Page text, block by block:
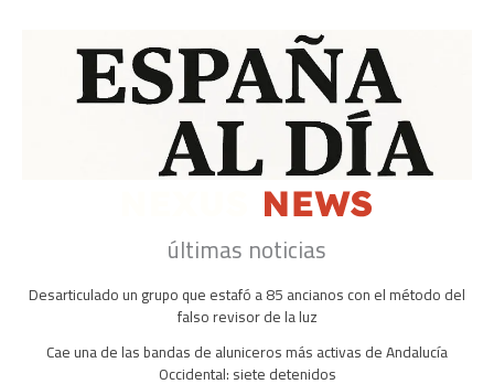
últimas noticias
Desarticulado un grupo que estafó a 85 ancianos con el método del
falso revisor de la luz
Cae una de las bandas de aluniceros más activas de Andalucía
Occidental: siete detenidos